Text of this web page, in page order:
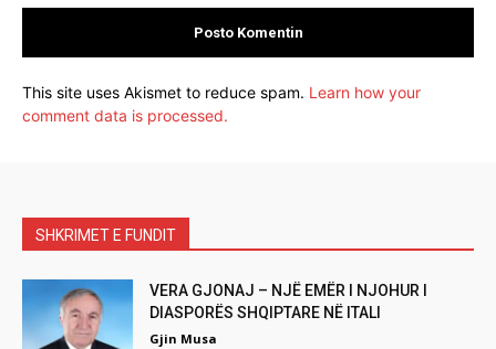
This site uses Akismet to reduce spam. Learn how your
comment data is processed.
SHKRIMET E FUNDIT
VERA GJONAJ – NJË EMËR I NJOHUR I
DIASPORËS SHQIPTARE NË ITALI
Gjin Musa